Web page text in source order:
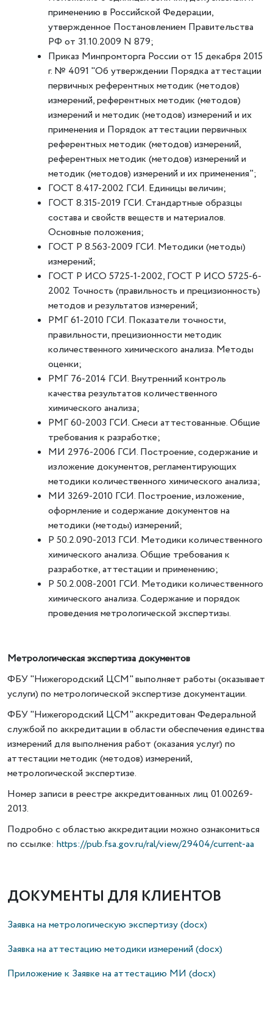
применению в Российской Федерации,
утвержденное Постановлением Правительства
РФ от 31.10.2009 N 879;
Приказ Минпромторга России от 15 декабря 2015
г. № 4091 "Об утверждении Порядка аттестации
первичных референтных методик (методов)
измерений, референтных методик (методов)
измерений и методик (методов) измерений и их
применения и Порядок аттестации первичных
референтных методик (методов) измерений,
референтных методик (методов) измерений и
методик (методов) измерений и их применения";
ГОСТ 8.417-2002 ГСИ. Единицы величин;
ГОСТ 8.315-2019 ГСИ. Стандартные образцы
состава и свойств веществ и материалов.
Основные положения;
ГОСТ Р 8.563-2009 ГСИ. Методики (методы)
измерений;
ГОСТ Р ИСО 5725-1-2002, ГОСТ Р ИСО 5725-6-
2002 Точность (правильность и прецизионность)
методов и результатов измерений;
РМГ 61-2010 ГСИ. Показатели точности,
правильности, прецизионности методик
количественного химического анализа. Методы
оценки;
РМГ 76-2014 ГСИ. Внутренний контроль
качества результатов количественного
химического анализа;
РМГ 60-2003 ГСИ. Смеси аттестованные. Общие
требования к разработке;
МИ 2976-2006 ГСИ. Построение, содержание и
изложение документов, регламентирующих
методики количественного химического анализа;
МИ 3269-2010 ГСИ. Построение, изложение,
оформление и содержание документов на
методики (методы) измерений;
Р 50.2.090-2013 ГСИ. Методики количественного
химического анализа. Общие требования к
разработке, аттестации и применению;
Р 50.2.008-2001 ГСИ. Методики количественного
химического анализа. Содержание и порядок
проведения метрологической экспертизы.
Метрологическая экспертиза документов
ФБУ "Нижегородский ЦСМ" выполняет работы (оказывает
услуги) по метрологической экспертизе документации.
ФБУ "Нижегородский ЦСМ" аккредитован Федеральной
службой по аккредитации в области обеспечения единства
измерений для выполнения работ (оказания услуг) по
аттестации методик (методов) измерений,
метрологической экспертизе.
Номер записи в реестре аккредитованных лиц 01.00269-
2013.
Подробно с областью аккредитации можно ознакомиться
по ссылке: https://pub.fsa.gov.ru/ral/view/29404/current-aa
ДОКУМЕНТЫ ДЛЯ КЛИЕНТОВ
Заявка на метрологическую экспертизу (docx)
Заявка на аттестацию методики измерений (docx)
Приложение к Заявке на аттестацию МИ (docx)